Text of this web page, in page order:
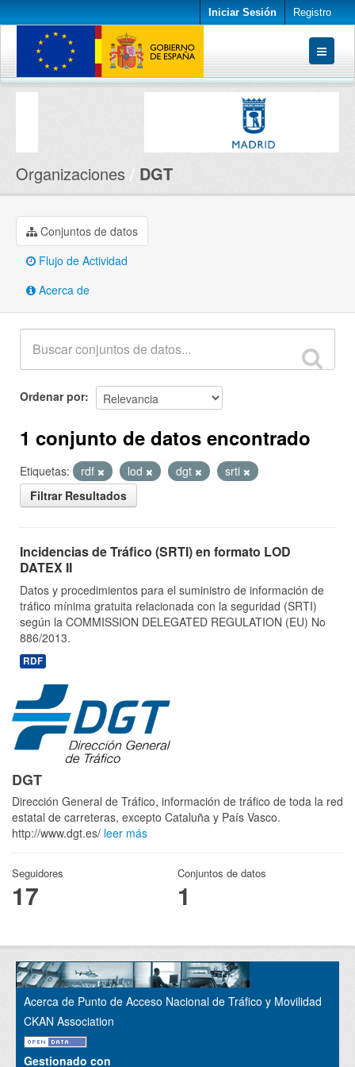
Iniciar Sesión Registro
Conjuntos de datos
Organizaciones DGT
Conjuntos de datos
Flujo de Actividad
Acerca de
Ordenar por
1 conjunto de datos encontrado
Etiquetas: rdf lod dgt
srti
Filtrar Resultados
Incidencias de Tráfico (SRTI) en formato LOD
DATEX II
Datos y procedimientos para el suministro de información de
tráfico mínima gratuita relacionada con la seguridad (SRTI)
según la COMMISSION DELEGATED REGULATION (EU) No
886/2013.
RDF
DGT
Dirección General de Tráfico, información de tráfico de toda la red
estatal de carreteras, excepto Cataluña y País Vasco.
http://www.dgt.es/ leer más
Seguidores
17
Conjuntos de datos
1
Acerca de Punto de Acceso Nacional de Tráfico y Movilidad
CKAN Association
Gestionado con